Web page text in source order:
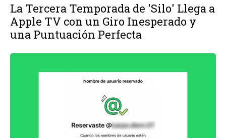
La Tercera Temporada de 'Silo' Llega a
Apple TV con un Giro Inesperado y
una Puntuación Perfecta